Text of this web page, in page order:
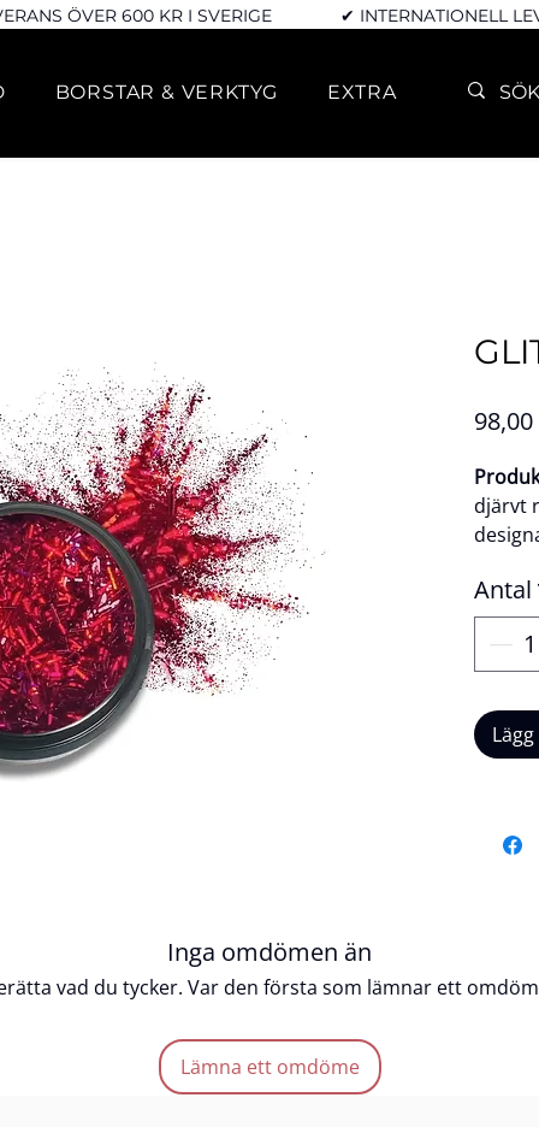
ÖVER 600 KR I SVERIGE ✔ INTERNATIONELL
BORSTAR & VERKTYG EXTRA
djärvt
Dess
ljuset
att
Antal
Inga omdömen än
vad du tycker. Var den första som lämnar ett
Lämna ett omdöme